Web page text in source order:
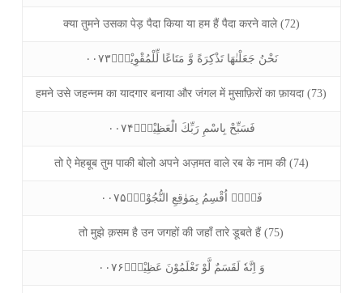
क्या तुमने उसका पेड़ पैदा किया या हम हैं पैदा करने वाले (72)
نَحْنُ جَعَلْنٰهَا تَذْكِرَةً وَّ مَتَاعًا لِّلْمُقْوِيْنَۚ۰۰۷۳
हमने उसे जहन्नम का यादगार बनाया और जंगल में मुसाफ़िरों का फ़ायदा (73)
فَسَبِّحْ بِاسْمِ رَبِّكَ الْعَظِيْمِؒ۰۰۷۴
तो ऐ मेहबूब तुम पाकी बोलो अपने अज़मत वाले रब के नाम की (74)
فَلَاۤ اُقْسِمُ بِمَوٰقِعِ النُّجُوْمِۙ۰۰۷۵
तो मुझे क़सम है उन जगहों की जहाँ तारे डूबते हैं (75)
وَ اِنَّهٗ لَقَسَمٌ لَّوْ تَعْلَمُوْنَ عَظِيْمٌۙ۰۰۷۶